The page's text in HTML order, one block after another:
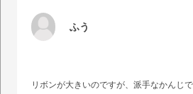
ふう
リボンが大きいのですが、派手なかんじ